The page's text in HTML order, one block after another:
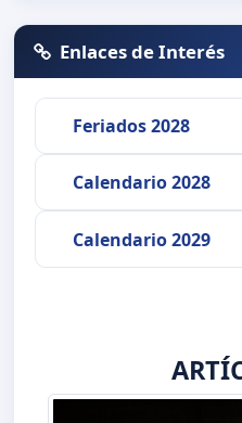
Enlaces de Interés
Feriados 2028
Calendario 2028
Calendario 2029